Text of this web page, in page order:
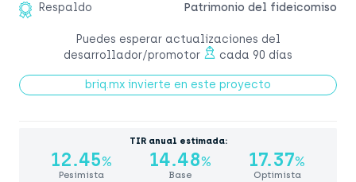
Respaldo Patrimonio del fideicomiso
Puedes esperar actualizaciones del
desarrollador/promotor
cada 90 días
briq.mx invierte en este proyecto
TIR anual estimada:
12.45%
Pesimista
14.48%
Base
17.37%
Optimista